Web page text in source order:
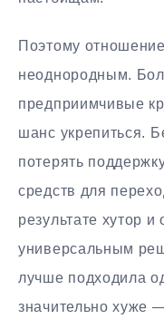
Поэтому
неоднородным.
предприимчивые
шанс укрепиться.
потерять
средств для
результате хутор и
универсальным
лучше подходила
значительно хуже